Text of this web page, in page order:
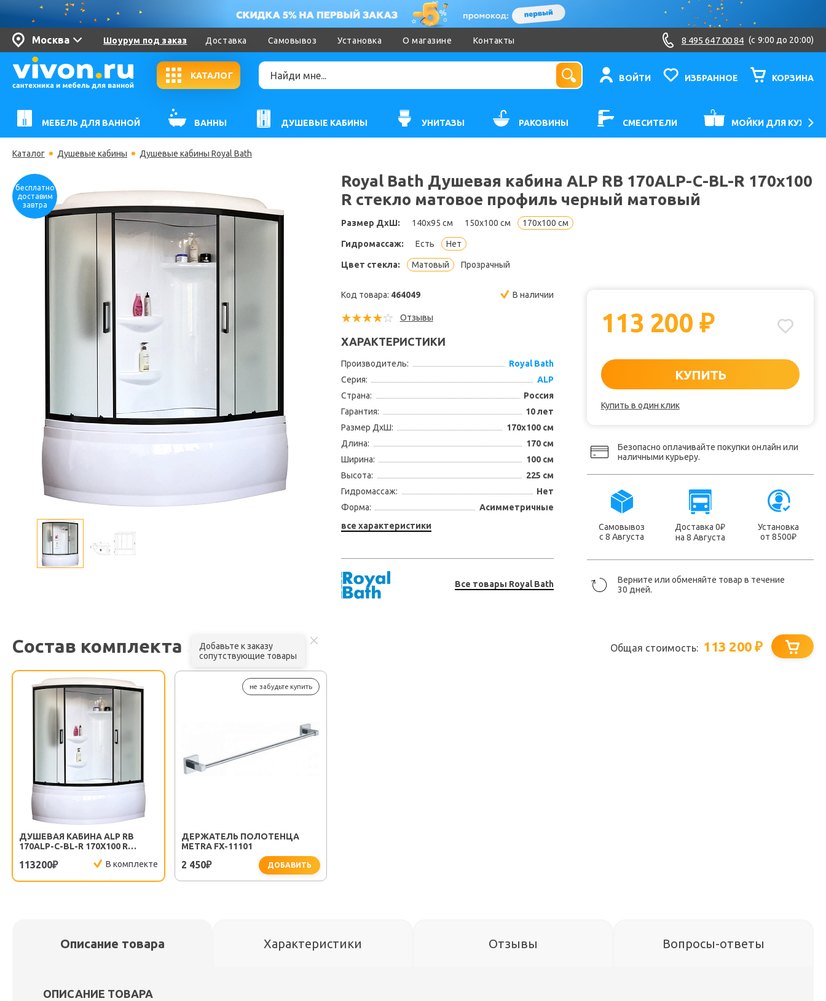
Москва Шоурум под заказ Доставка Самовывоз Установка О магазине Контакты 8 495 647 00 84 (c 9:00 до 20:00)
КАТАЛОГ ВОЙТИ ИЗБРАННОЕ КОРЗИНА
МЕБЕЛЬ ДЛЯ ВАННОЙ ВАННЫ ДУШЕВЫЕ КАБИНЫ УНИТАЗЫ РАКОВИНЫ СМЕСИТЕЛИ МОЙКИ ДЛЯ КУХНИ
Каталог Душевые кабины Душевые кабины Royal Bath
бесплатно
доставим
завтра
Royal Bath Душевая кабина ALP RB 170ALP-C-BL-R 170x100
R стекло матовое профиль черный матовый
Размер ДхШ: 140x95 см 150x100 см 170х100 см
Гидромассаж: Есть Нет
Цвет стекла: Матовый Прозрачный
Код товара: 464049 В наличии
Отзывы
ХАРАКТЕРИСТИКИ
Производитель:
Royal Bath
Серия:
ALP
Страна:
Россия
Гарантия:
10 лет
Размер ДхШ:
170х100 см
Длина:
170 см
Ширина:
100 см
Высота:
225 см
Гидромассаж:
Нет
Форма:
Асимметричные
все характеристики
Все товары Royal Bath
113 200 ₽
КУПИТЬ
Купить в один клик
Безопасно оплачивайте покупки онлайн или
наличными курьеру.
Самовывоз
с 8 Августа
Доставка 0₽
на 8 Августа
Установка
от 8500₽
Верните или обменяйте товар в течение
30 дней.
Состав комплекта
Добавьте к заказу
сопутствующие товары
Общая стоимость: 113 200₽
ДУШЕВАЯ КАБИНА ALP RB
170ALP-C-BL-R 170X100 R
ЧЕРНЫЙ МАТОВЫЙ
113200₽ В комплекте
не забудьте купить
ДЕРЖАТЕЛЬ ПОЛОТЕНЦА
METRA FX-11101
2 450₽ ДОБАВИТЬ
Описание товара Характеристики Отзывы Вопросы-ответы
ОПИСАНИЕ ТОВАРА